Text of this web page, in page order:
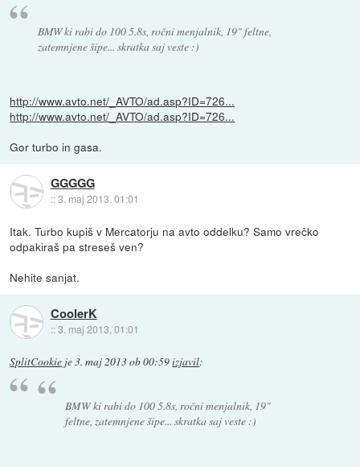
BMW ki rabi do 100 5.8s, ročni menjalnik, 19" feltne,
zatemnjene šipe... skratka saj veste :)
http://www.avto.net/_AVTO/ad.asp?ID=726...
http://www.avto.net/_AVTO/ad.asp?ID=726...
Gor turbo in gasa.
GGGGG
::3. maj 2013, 01:01
Itak. Turbo kupiš v Mercatorju na avto oddelku? Samo vrečko
odpakiraš pa streseš ven?
Nehite sanjat.
CoolerK
::3. maj 2013, 01:01
SplitCookie je3. maj 2013 ob 00:59izjavil:
BMW ki rabi do 100 5.8s, ročni menjalnik, 19"
feltne, zatemnjene šipe... skratka saj veste :)